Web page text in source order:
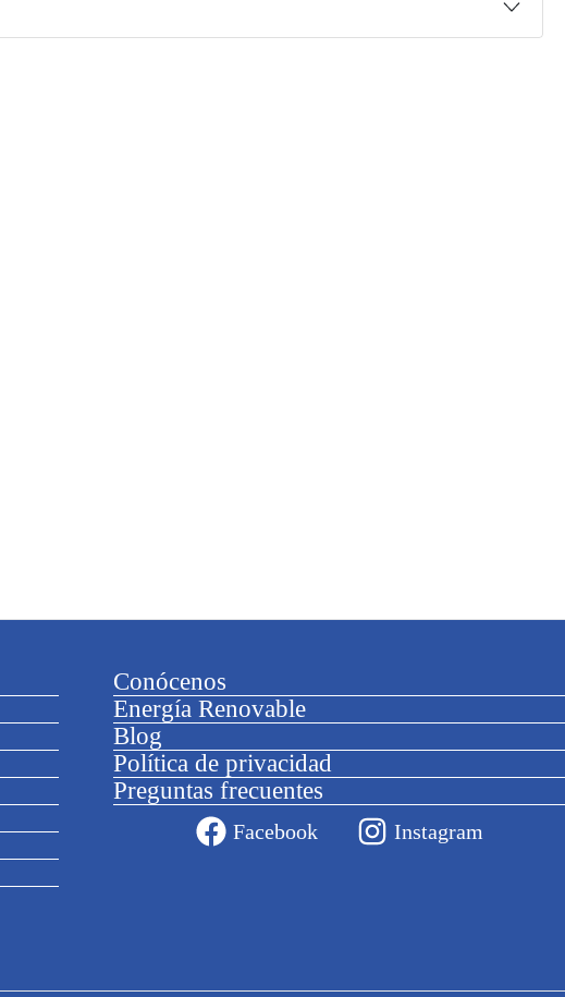
Conócenos
Energía Renovable
Blog
Política de privacidad
Preguntas frecuentes
Facebook Instagram